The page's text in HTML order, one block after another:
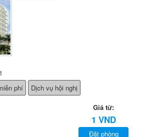
phí Dịch vụ hội nghị
Giá từ:
1 VND
Đặt phòng